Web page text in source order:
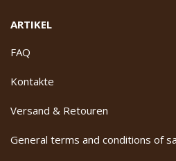
ARTIKEL
FAQ
Kontakte
Versand & Retouren
General terms and conditions of